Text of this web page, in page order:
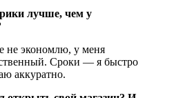
лучше, чем у
не экономлю, у меня
Сроки — я быстро
аккуратно.